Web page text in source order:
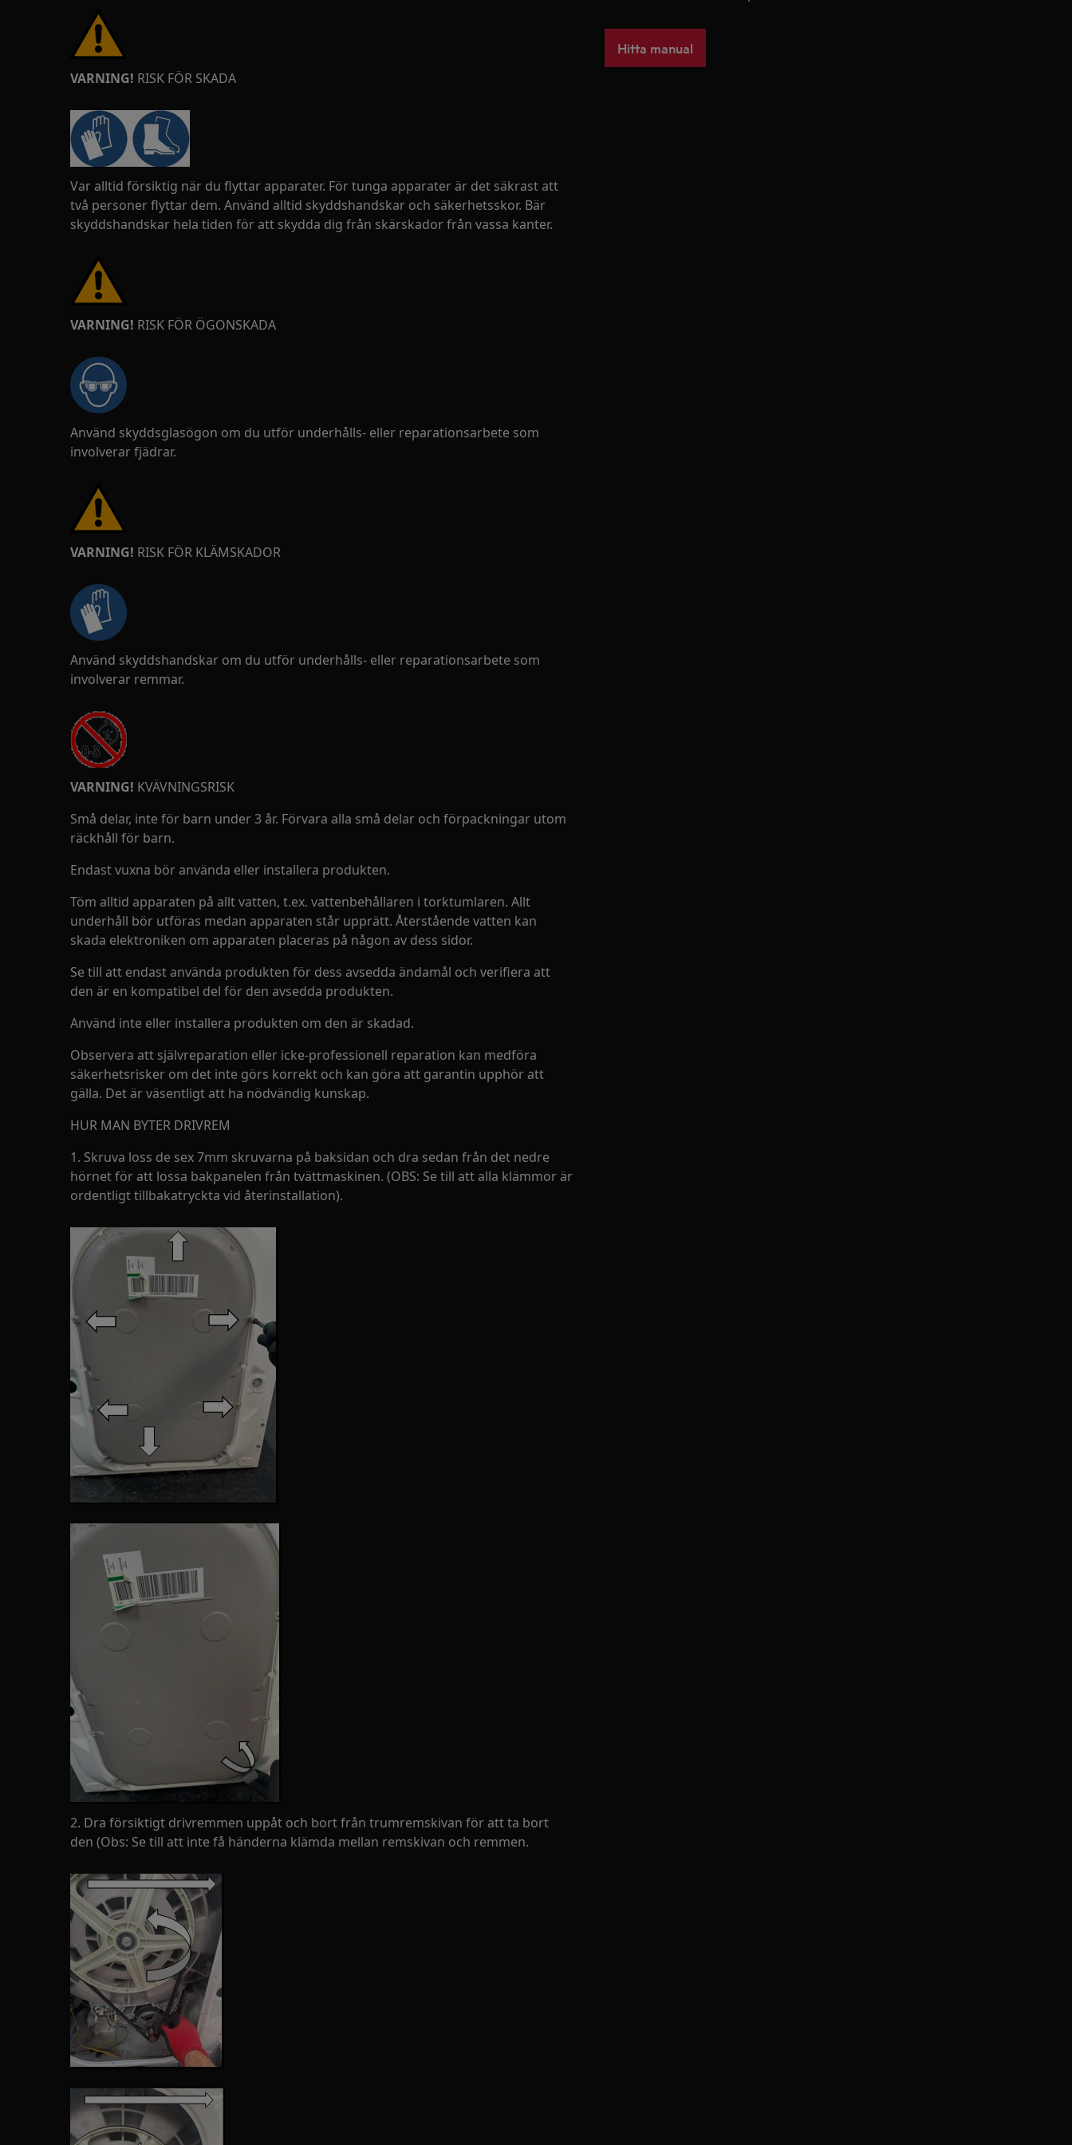
VARNING! RISK FÖR SKADA
Var alltid försiktig när du flyttar apparater. För tunga apparater är det säkrast att
två personer flyttar dem. Använd alltid skyddshandskar och säkerhetsskor. Bär
skyddshandskar hela tiden för att skydda dig från skärskador från vassa kanter.
VARNING! RISK FÖR ÖGONSKADA
Använd skyddsglasögon om du utför underhålls- eller reparationsarbete som
involverar fjädrar.
VARNING! RISK FÖR KLÄMSKADOR
Använd skyddshandskar om du utför underhålls- eller reparationsarbete som
involverar remmar.
VARNING! KVÄVNINGSRISK
Små delar, inte för barn under 3 år. Förvara alla små delar och förpackningar utom
räckhåll för barn.
Endast vuxna bör använda eller installera produkten.
Töm alltid apparaten på allt vatten, t.ex. vattenbehållaren i torktumlaren. Allt
underhåll bör utföras medan apparaten står upprätt. Återstående vatten kan
skada elektroniken om apparaten placeras på någon av dess sidor.
Se till att endast använda produkten för dess avsedda ändamål och verifiera att
den är en kompatibel del för den avsedda produkten.
Använd inte eller installera produkten om den är skadad.
Observera att självreparation eller icke-professionell reparation kan medföra
säkerhetsrisker om det inte görs korrekt och kan göra att garantin upphör att
gälla. Det är väsentligt att ha nödvändig kunskap.
HUR MAN BYTER DRIVREM
1. Skruva loss de sex 7mm skruvarna på baksidan och dra sedan från det nedre
hörnet för att lossa bakpanelen från tvättmaskinen. (OBS: Se till att alla klämmor är
ordentligt tillbakatryckta vid återinstallation).
2. Dra försiktigt drivremmen uppåt och bort från trumremskivan för att ta bort
den (Obs: Se till att inte få händerna klämda mellan remskivan och remmen.
Hitta manual